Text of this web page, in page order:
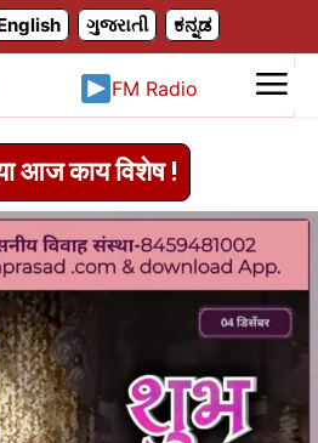
ગુજરાતી ಕನ್ನಡ
FM Radio
आज काय विशेष !